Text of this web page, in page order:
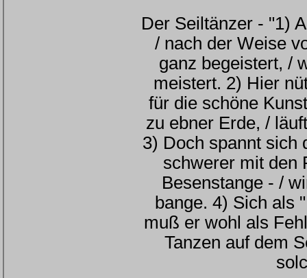
Der Seiltänzer - "1)
/ nach der Weise
ganz begeistert, /
meistert. 2) Hier
für die schöne
zu ebner Erde, /
3) Doch spannt sich
schwerer mit den
Besenstange - /
bange. 4) Sich als
muß er wohl als
Tanzen auf dem